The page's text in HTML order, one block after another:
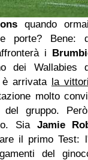
quando
Bene:
i
dei Wallabies
arrivata la
molto
del gruppo.
Sia Jamie
il primo Test:
del